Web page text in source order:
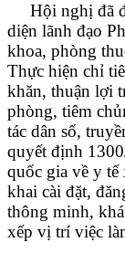
Hội nghị đã
diện lãnh đạo
khoa, phòng
Thực hiện chỉ
khăn, thuận lợi
phòng, tiêm
tác dân số,
quyết định
quốc gia về y tế
khai cài đặt,
thông minh,
xếp vị trí việc